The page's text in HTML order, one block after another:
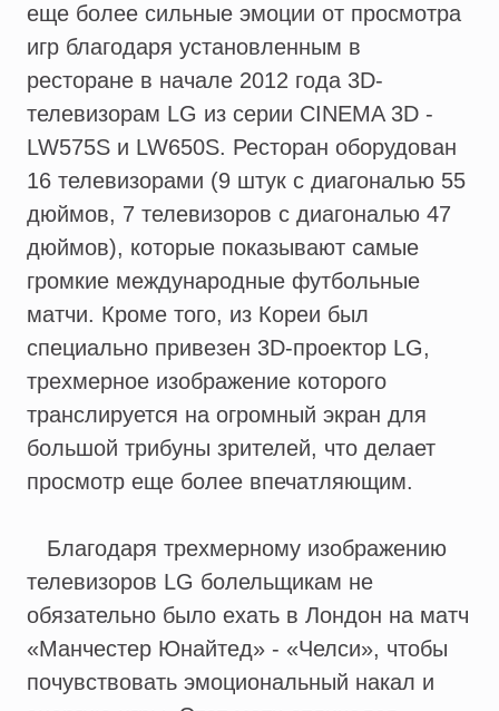
еще более сильные эмоции от просмотра
игр благодаря установленным в
ресторане в начале 2012 года 3D-
телевизорам LG из серии CINEMA 3D -
LW575S и LW650S. Ресторан оборудован
16 телевизорами (9 штук с диагональю 55
дюймов, 7 телевизоров с диагональю 47
дюймов), которые показывают самые
громкие международные футбольные
матчи. Кроме того, из Кореи был
специально привезен 3D-проектор LG,
трехмерное изображение которого
транслируется на огромный экран для
большой трибуны зрителей, что делает
просмотр еще более впечатляющим.
Благодаря трехмерному изображению
телевизоров LG болельщикам не
обязательно было ехать в Лондон на матч
«Манчестер Юнайтед» - «Челси», чтобы
почувствовать эмоциональный накал и